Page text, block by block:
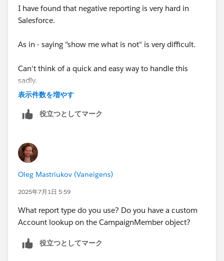
I have found that negative reporting is very hard in
Salesforce.
As in - saying "show me what is not" is very difficult.
Can't think of a quick and easy way to handle this
sadly.
表示件数を増やす
役立つとしてマーク
Oleg Mastriukov (Vaneigens)
2025年7月1日 5:59
What report type do you use? Do you have a custom
Account lookup on the CampaignMember object?
役立つとしてマーク